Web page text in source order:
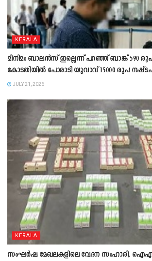
KERALA
മിനിമം ബാലൻസ് ഇല്ലെന്ന് പറഞ്ഞ് ബാങ്ക് 590
കോടതിയിൽ പോരാടി യുവാവ് 15000 രൂപ
JULY 21, 2026
KERALA
സംഘ‍ർഷ മേഖലകളിലെ വേദന സംഹാരി,